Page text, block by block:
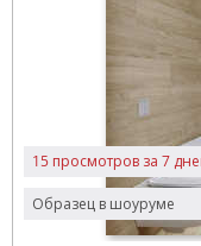
Образец в шоуруме
15 просмотров за 7